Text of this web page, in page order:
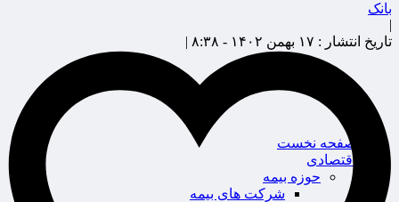
صفحه نخست
اقتصادی
حوزه بیمه
شرکت های بیمه
بانک
|
تاریخ انتشار : ۱۷ بهمن ۱۴۰۲ - ۸:۳۸ |